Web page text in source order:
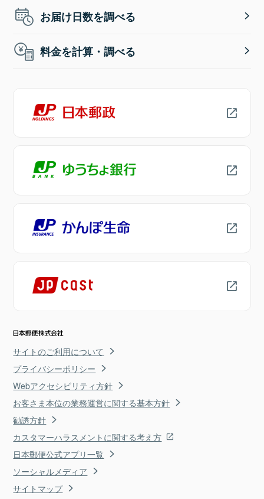
お届け日数を調べる
料金を計算・調べる
サイトのご利用について
プライバシーポリシー
Webアクセシビリティ方針
お客さま本位の業務運営に関する基本方針
勧誘方針
カスタマーハラスメントに関する考え方
日本郵便公式アプリ一覧
ソーシャルメディア
サイトマップ